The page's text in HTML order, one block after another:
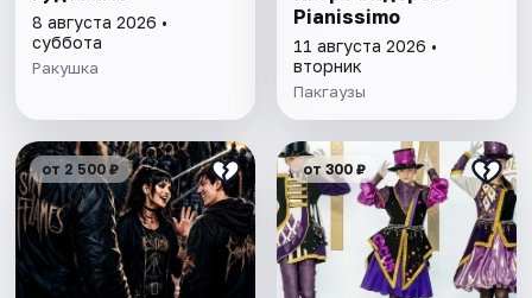
8 августа 2026 •
суббота
Ракушка
Pianissimo
11 августа 2026 •
вторник
Пакгаузы
от 2 500 ₽ от 300 ₽